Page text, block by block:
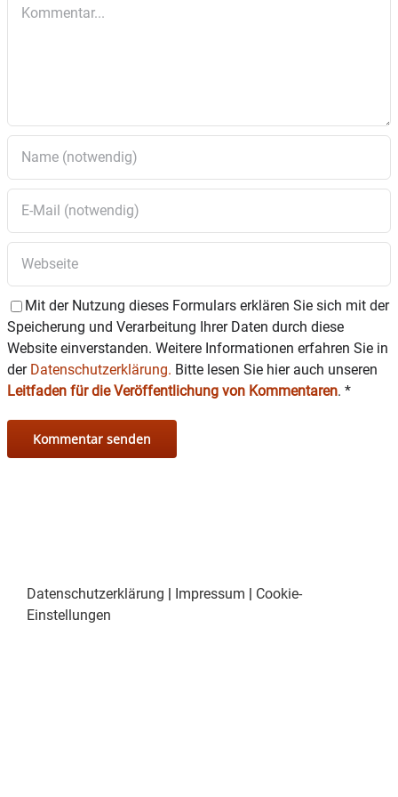
Birkenhof 1, Fl.Nr.: 1807 Gemarkung Schleefeld
3.5
Betriebsleiterwohnhauses mit Garage,
Birkenhof 1, Fl.Nr.: 1807/2 Gemarkung
Schleefeld
Antrag auf Anbau einer landwirtschaftlichen
Lagerhalle für Hackschnitzel und Tierfutter,
bestehende Halle, Linnern 1, Fl.Nr.: 852
Gemarkung Schleefeld
4.
TÖB Beteiligung: Aufstellung des
Bebauungsplans „Viehhauser Straße“ der
Gemeinde Edling
5.
Bürger-Werkstatt – aktueller Stand
6.
Spenden-Aktion zum Bau eines Musikheims
der Blaskapelle Isen
7.
Verschiedenes – Bekanntmachungen und
Mit der Nutzung dieses Formulars erklären Sie sich mit der
Speicherung und Verarbeitung Ihrer Daten durch diese
Website einverstanden. Weitere Informationen erfahren Sie in
der Datenschutzerklärung. Bitte lesen Sie hier auch unseren
Leitfaden für die Veröffentlichung von Kommentaren. *
Datenschutzerklärung | Impressum | Cookie-
Einstellungen